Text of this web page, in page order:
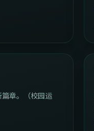
1:23:05
章。（校园运